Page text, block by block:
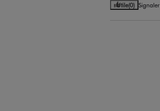
Utile(0) Signaler